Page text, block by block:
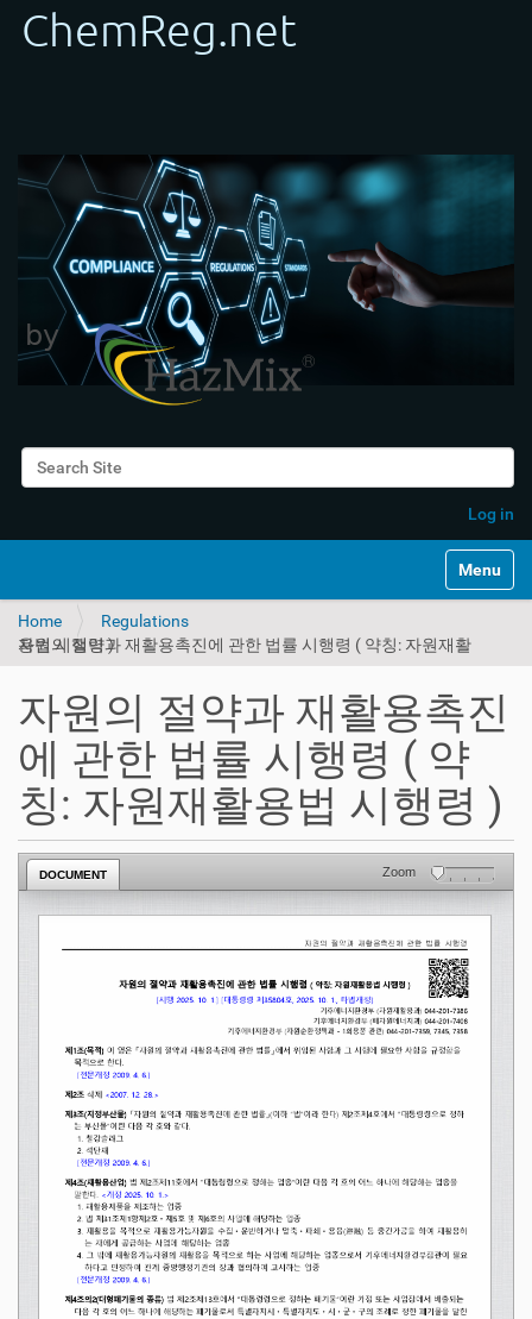
Search Site
Log in
Toggle
Home
Regulations
자원의 절약과 재활용촉진에 관한 법률 시행령 ( 약칭: 자원재활용법 시행령 )
자원의 절약과 재활용촉진
에 관한 법률 시행령 ( 약
칭: 자원재활용법 시행령 )
DOCUMENT Zoom